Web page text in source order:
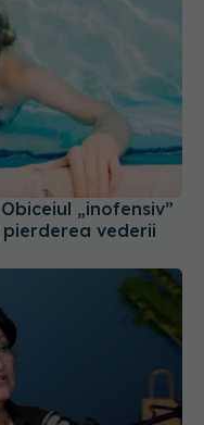
„inofensiv”
vederii